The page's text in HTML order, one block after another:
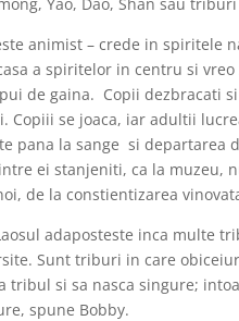
animist – crede in
a spiritelor in centru si
de gaina. Copii dezbracati
Copiii se joaca, iar adultii
pana la sange si departarea
ei stanjeniti, ca la muzeu,
de la constientizarea
adaposteste inca multe
Sunt triburi in care
tribul si sa nasca singure;
spune Bobby.